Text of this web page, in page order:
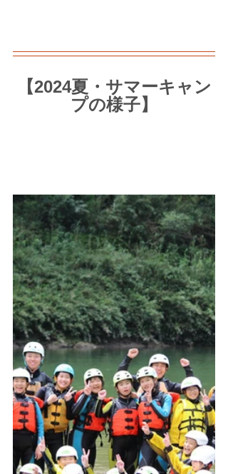
【2024夏・サマーキャン
プの様子】